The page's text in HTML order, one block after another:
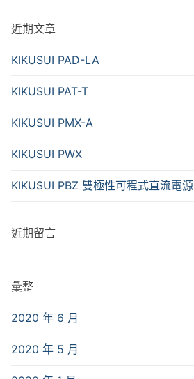
近期文章
KIKUSUI PAD-LA
KIKUSUI PAT-T
KIKUSUI PMX-A
KIKUSUI PWX
KIKUSUI PBZ 雙極性可程式直流電源
近期留言
彙整
2020 年 6 月
2020 年 5 月